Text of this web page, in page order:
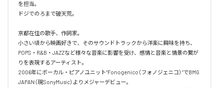
を担当。
ドジでのろまで破天荒。
京都在住の歌手、作詞家。
小さい頃から映画好きで、そのサウンドトラックから洋楽に興味を持ち、
POPS・R&B・JAZZなど様々な音楽に影響を受け、感情と音楽と情景の繋が
りを表現するアーティスト。
2006年にボーカル・ピアノユニット“Fonogenico（フォノジェニコ）”でBMG
JAPAN（現SonyMusic）よりメジャーデビュー。